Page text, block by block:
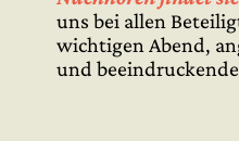
uns bei allen
wichtigen Abend,
und